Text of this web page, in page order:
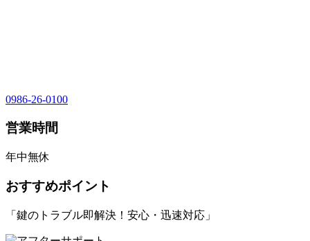
0986-26-0100
営業時間
年中無休
おすすめポイント
「鍵のトラブル即解決！安心・迅速対応」